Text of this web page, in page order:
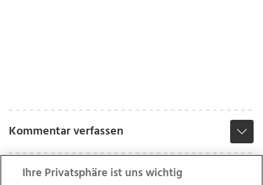
Kommentar verfassen
Ihre Privatsphäre ist uns wichtig